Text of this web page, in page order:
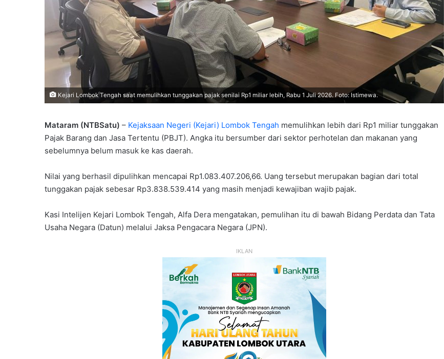
Kejari Lombok Tengah saat memulihkan tunggakan pajak senilai Rp1 miliar lebih, Rabu 1 Juli 2026. Foto: Istimewa.
Mataram (NTBSatu) – Kejaksaan Negeri (Kejari) Lombok Tengah memulihkan lebih dari Rp1 miliar tunggakan
Pajak Barang dan Jasa Tertentu (PBJT). Angka itu bersumber dari sektor perhotelan dan makanan yang
sebelumnya belum masuk ke kas daerah.
Nilai yang berhasil dipulihkan mencapai Rp1.083.407.206,66. Uang tersebut merupakan bagian dari total
tunggakan pajak sebesar Rp3.838.539.414 yang masih menjadi kewajiban wajib pajak.
Kasi Intelijen Kejari Lombok Tengah, Alfa Dera mengatakan, pemulihan itu di bawah Bidang Perdata dan Tata
Usaha Negara (Datun) melalui Jaksa Pengacara Negara (JPN).
IKLAN